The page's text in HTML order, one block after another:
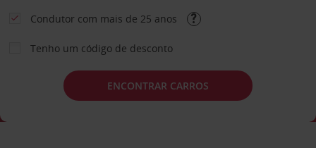
Condutor com mais de 25 anos
Tenho um código de desconto
ENCONTRAR CARROS